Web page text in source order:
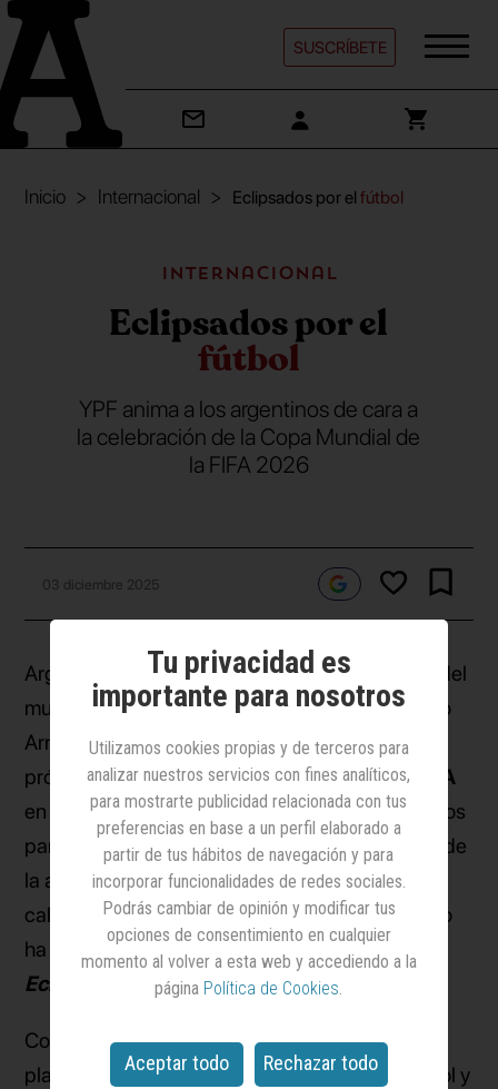
SUSCRÍBETE
Inicio Internacional Eclipsados por elfútbol
Internacional
Eclipsados por el
fútbol
YPF anima a los argentinos de cara a
la celebración de la Copa Mundial de
la FIFA 2026
03 diciembre 2025
Argentina es uno de los países más futboleros del
mundo. En una nación en la que el difunto Diego
Armando Maradona es comparado por Dios, la
próxima disputa de laCopa Mundial de la FIFA
en 2026 es, sin duda, uno de los acontecimientos
para tener en cuenta. Por ello,YPF, de la mano de
la agenciaIsla Buenos Aires, ha empezado a
calentar el terreno de cara a la competición. Y lo
ha hecho con unacampañaque se titula
Eclipsados
Con este proyecto YPF estrena una nueva
plataforma de comunicación basada el en fútbol y
Tu privacidad es
importante para nosotros
Utilizamos cookies propias y de terceros para
analizar nuestros servicios con fines analíticos,
para mostrarte publicidad relacionada con tus
preferencias en base a un perfil elaborado a
partir de tus hábitos de navegación y para
incorporar funcionalidades de redes sociales.
Podrás cambiar de opinión y modificar tus
opciones de consentimiento en cualquier
momento al volver a esta web y accediendo a la
página Política de Cookies.
Aceptar todo Rechazar todo